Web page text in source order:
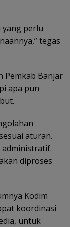
yang perlu
tegas
Pemkab Banjar
apa pun
aturan.
diproses
Kodim
koordinasi
untuk